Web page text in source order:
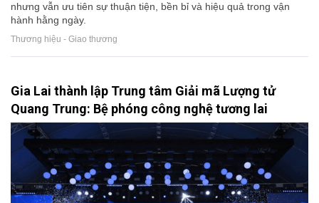
nhưng vẫn ưu tiên sự thuận tiện, bền bỉ và hiệu quả trong vận
hành hằng ngày.
Thương hiệu - Giao thương
Gia Lai thành lập Trung tâm Giải mã Lượng tử
Quang Trung: Bệ phóng công nghệ tương lai